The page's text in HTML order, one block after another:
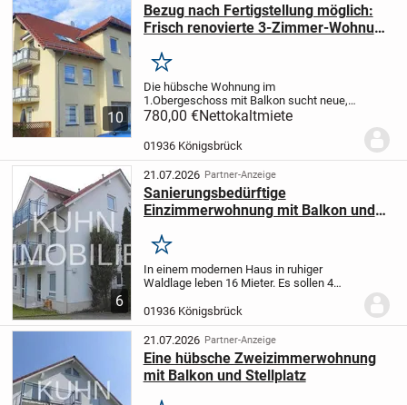
10
Bezug nach Fertigstellung möglich:
Frisch renovierte 3-Zimmer-Wohnung
Merken
Die hübsche Wohnung im
1.Obergeschoss mit Balkon sucht neue,
nette Mieter! Bezug ab September 2026
Jahre. Bei Anmietung benötigen wir eine
Schufa-Auskunft,...
780,00 €Nettokaltmiete
01936 Königsbrück
6
21.07.2026 Partner-Anzeige
Sanierungsbedürftige
Einzimmerwohnung mit Balkon und
Merken
In einem modernen Haus in ruhiger
Waldlage leben 16 Mieter. Es sollen 4
Stellplatz verkauft werden. Alle
Wohnungen haben Balkon und Stellplatz
sowie ein Kellerabteil....
01936 Königsbrück
21.07.2026 Partner-Anzeige
Eine hübsche Zweizimmerwohnung
mit Balkon und Stellplatz